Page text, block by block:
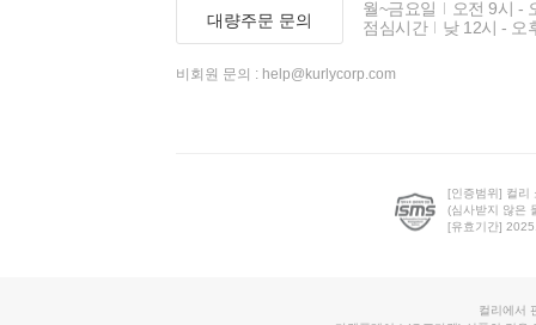
대량주문 문의
월~금요일
오전 9시 -
점심시간
낮 12시 - 오
비회원 문의 : help@kurlycorp.com
[인증범위] 컬리
(심사받지 않은
[유효기간]
컬리에서